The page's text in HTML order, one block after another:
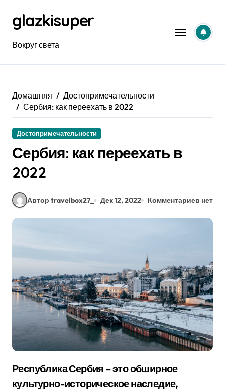
содержанию
glazkisuper
Вокруг света
Домашняя
Достопримечательности
Сербия: как переехать в 2022
Достопримечательности
Сербия: как переехать в
2022
Автор travelbox27_ Дек 12, 2022 Комментариев нет
Республика Сербия – это обширное
культурно-историческое наследие,